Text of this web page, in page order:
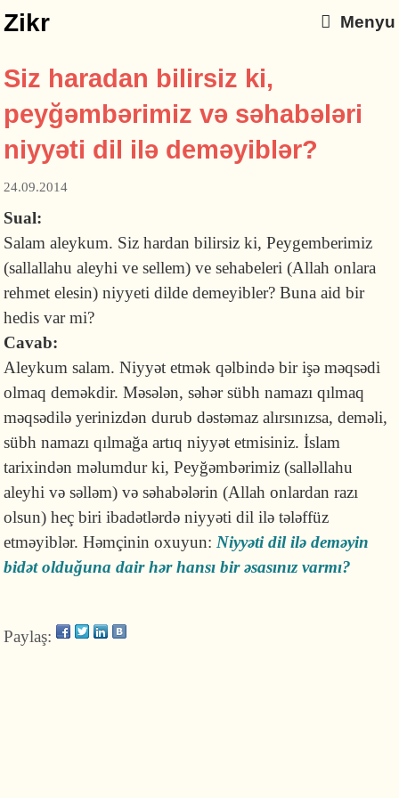
Zikr Menyu
Siz haradan bilirsiz ki,
peyğəmbərimiz və səhabələri
niyyəti dil ilə deməyiblər?
24.09.2014
Sual:
Salam aleykum. Siz hardan bilirsiz ki, Peygemberimiz
(sallallahu aleyhi ve sellem) ve sehabeleri (Allah onlara
rehmet elesin) niyyeti dilde demeyibler? Buna aid bir
hedis var mi?
Cavab:
Aleykum salam. Niyyət etmək qəlbində bir işə məqsədi
olmaq deməkdir. Məsələn, səhər sübh namazı qılmaq
məqsədilə yerinizdən durub dəstəmaz alırsınızsa, deməli,
sübh namazı qılmağa artıq niyyət etmisiniz. İslam
tarixindən məlumdur ki, Peyğəmbərimiz (salləllahu
aleyhi və səlləm) və səhabələrin (Allah onlardan razı
olsun) heç biri ibadətlərdə niyyəti dil ilə tələffüz
etməyiblər. Həmçinin oxuyun: Niyyəti dil ilə deməyin
bidət olduğuna dair hər hansı bir əsasınız varmı?
Paylaş: